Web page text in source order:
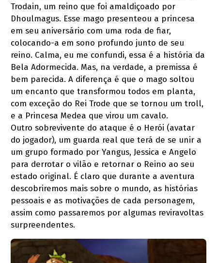
Trodain, um reino que foi amaldiçoado por
Dhoulmagus. Esse mago presenteou a princesa
em seu aniversário com uma roda de fiar,
colocando-a em sono profundo junto de seu
reino. Calma, eu me confundi, essa é a história da
Bela Adormecida. Mas, na verdade, a premissa é
bem parecida. A diferença é que o mago soltou
um encanto que transformou todos em planta,
com exceção do Rei Trode que se tornou um troll,
e a Princesa Medea que virou um cavalo.
Outro sobrevivente do ataque é o Herói (avatar
do jogador), um guarda real que terá de se unir a
um grupo formado por Yangus, Jessica e Angelo
para derrotar o vilão e retornar o Reino ao seu
estado original. É claro que durante a aventura
descobriremos mais sobre o mundo, as histórias
pessoais e as motivações de cada personagem,
assim como passaremos por algumas reviravoltas
surpreendentes.